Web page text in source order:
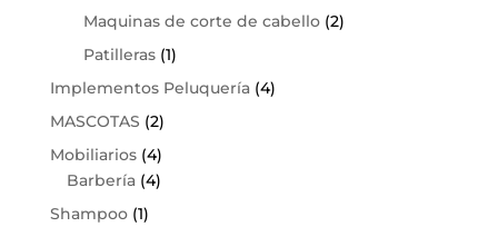
Maquinas de corte de cabello (2)
Patilleras (1)
Implementos Peluquería (4)
MASCOTAS (2)
Mobiliarios (4)
Barbería (4)
Shampoo (1)